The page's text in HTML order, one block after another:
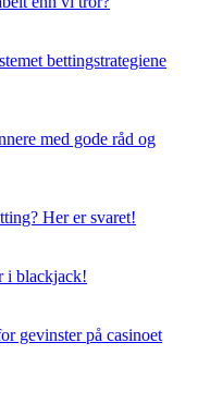
bettingstrategiene
med gode råd og
Her er svaret!
i blackjack!
gevinster på casinoet